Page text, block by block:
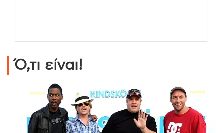
Ό,τι είναι!